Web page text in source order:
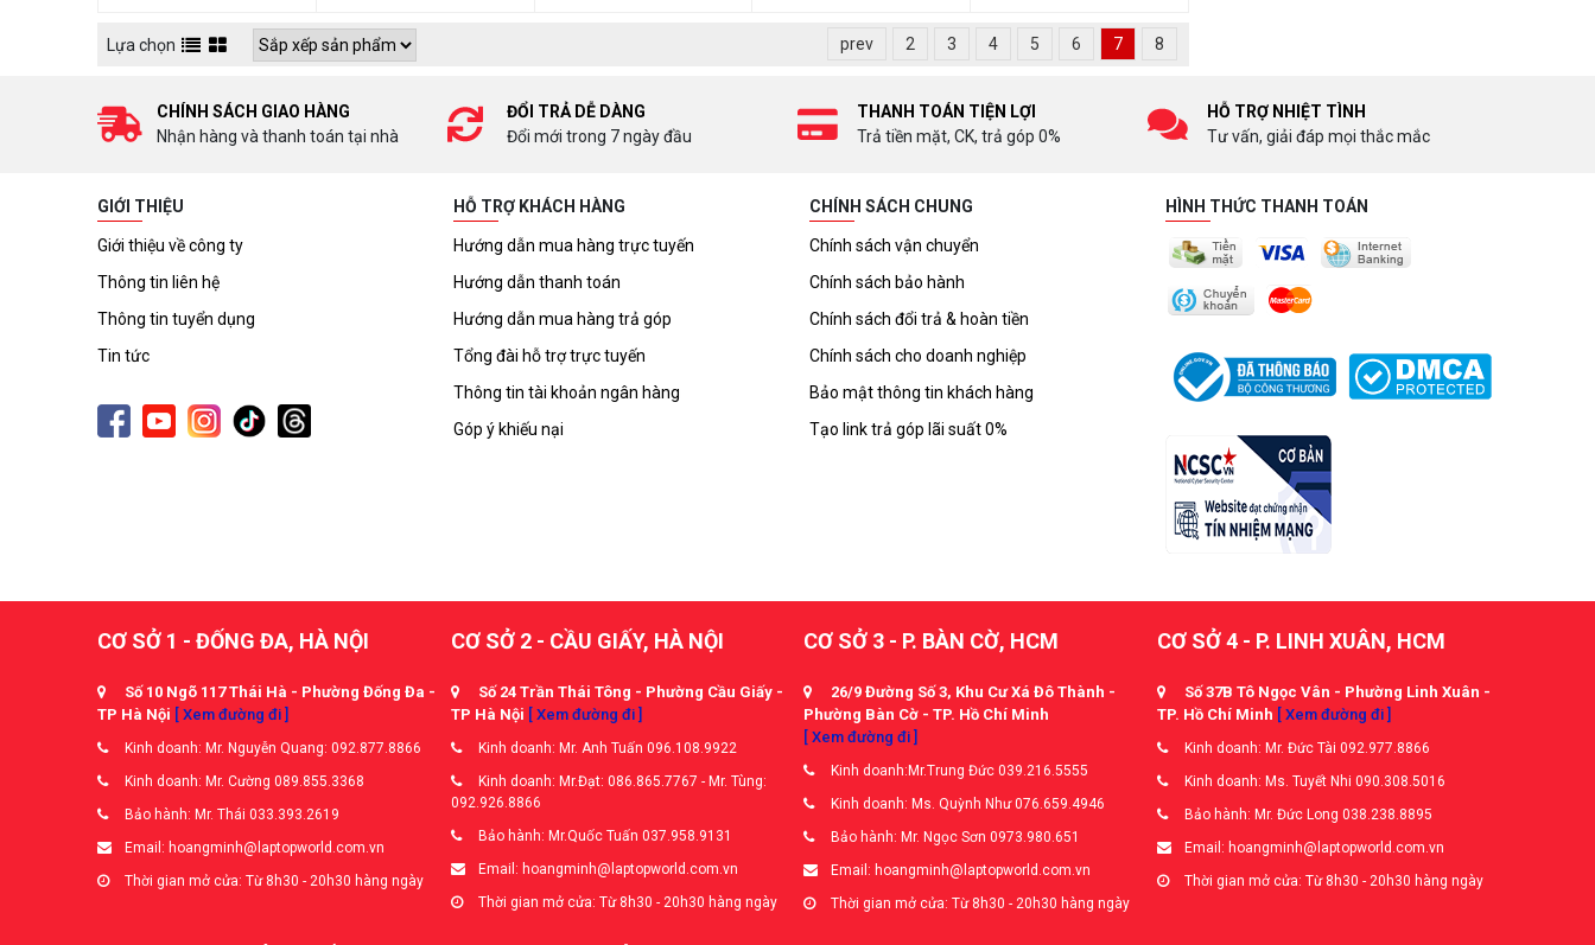
Lựa chọn prev 2 3 4 5 6 7 8
CHÍNH SÁCH GIAO HÀNG
Nhận hàng và thanh toán tại nhà
ĐỔI TRẢ DỄ DÀNG
Đổi mới trong 7 ngày đầu
THANH TOÁN TIỆN LỢI
Trả tiền mặt, CK, trả góp 0%
HỖ TRỢ NHIỆT TÌNH
Tư vấn, giải đáp mọi thắc mắc
GIỚI THIỆU
Giới thiệu về công ty
Thông tin liên hệ
Thông tin tuyển dụng
Tin tức
HỖ TRỢ KHÁCH HÀNG
Hướng dẫn mua hàng trực tuyến
Hướng dẫn thanh toán
Hướng dẫn mua hàng trả góp
Tổng đài hỗ trợ trực tuyến
Thông tin tài khoản ngân hàng
Góp ý khiếu nại
CHÍNH SÁCH CHUNG
Chính sách vận chuyển
Chính sách bảo hành
Chính sách đổi trả & hoàn tiền
Chính sách cho doanh nghiệp
Bảo mật thông tin khách hàng
Tạo link trả góp lãi suất 0%
HÌNH THỨC THANH TOÁN
CƠ SỞ 1 - ĐỐNG ĐA, HÀ NỘI
Số 10 Ngõ 117 Thái Hà - Phường Đống Đa -
TP Hà Nội [ Xem đường đi ]
Kinh doanh: Mr. Nguyễn Quang: 092.877.8866
Kinh doanh: Mr. Cường 089.855.3368
Bảo hành: Mr. Thái 033.393.2619
Email: hoangminh@laptopworld.com.vn
Thời gian mở cửa: Từ 8h30 - 20h30 hàng ngày
CƠ SỞ 2 - CẦU GIẤY, HÀ NỘI
Số 24 Trần Thái Tông - Phường Cầu Giấy -
TP Hà Nội [ Xem đường đi ]
Kinh doanh: Mr. Anh Tuấn 096.108.9922
Kinh doanh: Mr.Đạt: 086.865.7767 - Mr. Tùng:
092.926.8866
Bảo hành: Mr.Quốc Tuấn 037.958.9131
Email: hoangminh@laptopworld.com.vn
Thời gian mở cửa: Từ 8h30 - 20h30 hàng ngày
CƠ SỞ 3 - P. BÀN CỜ, HCM
26/9 Đường Số 3, Khu Cư Xá Đô Thành -
Phường Bàn Cờ - TP. Hồ Chí Minh
[ Xem đường đi ]
Kinh doanh:Mr.Trung Đức 039.216.5555
Kinh doanh: Ms. Quỳnh Như 076.659.4946
Bảo hành: Mr. Ngọc Sơn 0973.980.651
Email: hoangminh@laptopworld.com.vn
Thời gian mở cửa: Từ 8h30 - 20h30 hàng ngày
CƠ SỞ 4 - P. LINH XUÂN, HCM
Số 37B Tô Ngọc Vân - Phường Linh Xuân -
TP. Hồ Chí Minh [ Xem đường đi ]
Kinh doanh: Mr. Đức Tài 092.977.8866
Kinh doanh: Ms. Tuyết Nhi 090.308.5016
Bảo hành: Mr. Đức Long 038.238.8895
Email: hoangminh@laptopworld.com.vn
Thời gian mở cửa: Từ 8h30 - 20h30 hàng ngày